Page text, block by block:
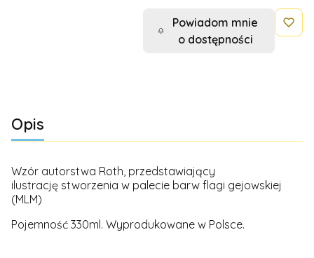
Powiadom mnie
o dostępności
Opis
Wzór autorstwa Roth, przedstawiający
ilustrację stworzenia w palecie barw flagi gejowskiej
(MLM)
Pojemność 330ml. Wyprodukowane w Polsce.